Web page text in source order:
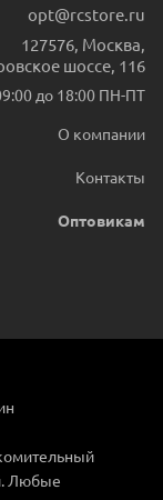
opt@rcstore.ru
127576 Москва
шоссе, 116
до 18:00 ПН-ПТ
О компании
Контакты
Оптовикам
Любые